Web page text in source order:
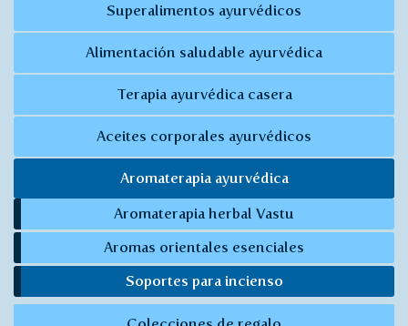
Superalimentos ayurvédicos
Alimentación saludable ayurvédica
Terapia ayurvédica casera
Aceites corporales ayurvédicos
Aromaterapia ayurvédica
Aromaterapia herbal Vastu
Aromas orientales esenciales
Soportes para incienso